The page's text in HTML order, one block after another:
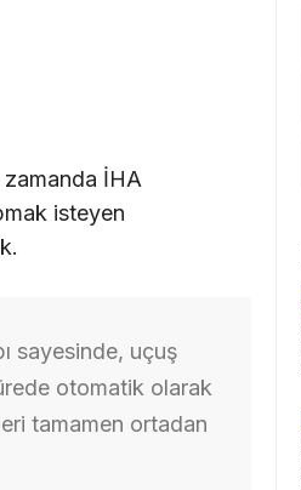
zamanda İHA
isteyen
sayesinde, uçuş
otomatik olarak
tamamen ortadan